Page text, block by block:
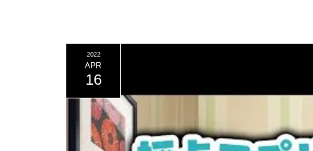
2022
APR
16